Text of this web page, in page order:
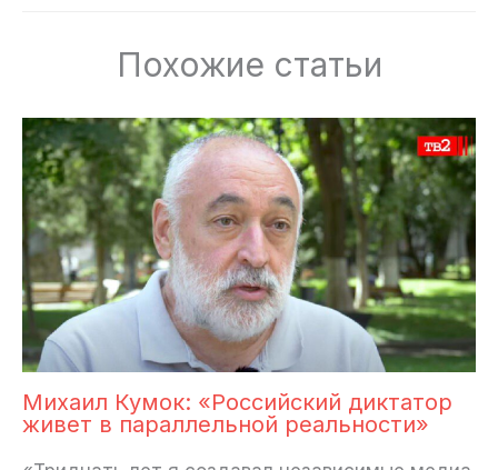
Похожие статьи
Михаил Кумок: «Российский диктатор
живет в параллельной реальности»